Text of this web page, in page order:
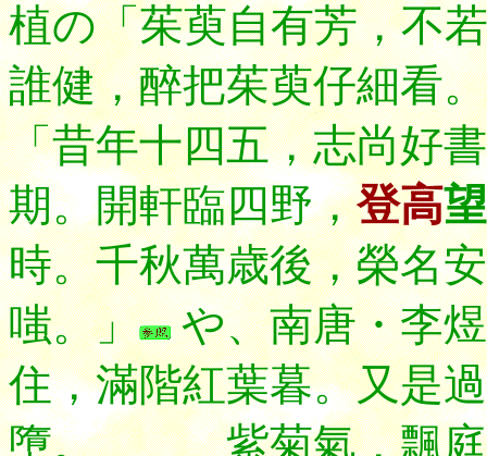
植の「茱萸自有芳，不
誰健，醉把茱萸仔細看
「昔年十四五，志尚好
期。開軒臨四野，登高
時。千秋萬歳後，榮名
嗤。」
や、南唐・李
住，滿階紅葉暮。又是
墮。 紫菊氣，飄庭